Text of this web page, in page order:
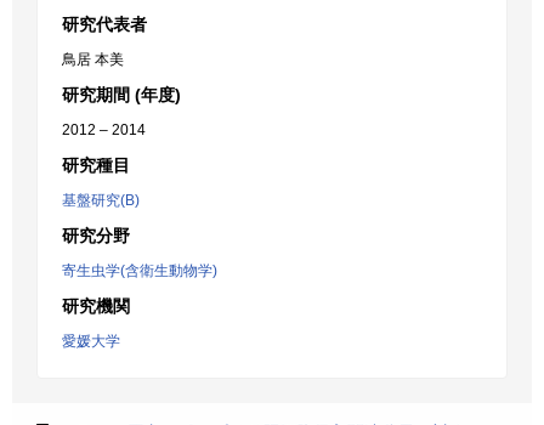
研究代表者
鳥居 本美
研究期間 (年度)
2012 – 2014
研究種目
基盤研究(B)
研究分野
寄生虫学(含衛生動物学)
研究機関
愛媛大学